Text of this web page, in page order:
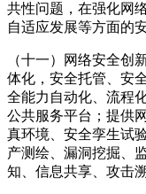
共性问题，在强化网
自适应发展等方面的
（十一）网络安全创
体化，安全托管、安
全能力自动化、流程
公共服务平台；提供
真环境、安全孪生试
产测绘、漏洞挖掘、
知、信息共享、攻击